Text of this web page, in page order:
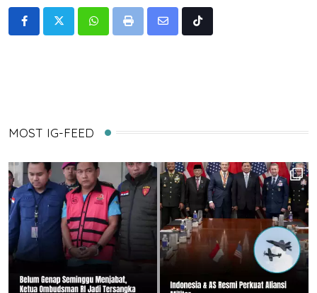
WhatsappPrint
Share
Tiktok
MOST IG-FEED